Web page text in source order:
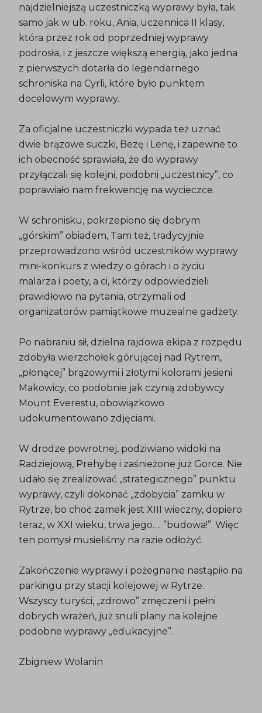
najdzielniejszą uczestniczką wyprawy była, tak
samo jak w ub. roku, Ania, uczennica II klasy,
która przez rok od poprzedniej wyprawy
podrosła, i z jeszcze większą energią, jako jedna
z pierwszych dotarła do legendarnego
schroniska na Cyrli, które było punktem
docelowym wyprawy.
Za oficjalne uczestniczki wypada też uznać
dwie brązowe suczki, Bezę i Lenę, i zapewne to
ich obecność sprawiała, że do wyprawy
przyłączali się kolejni, podobni „uczestnicy”, co
poprawiało nam frekwencję na wycieczce.
W schronisku, pokrzepiono się dobrym
„górskim” obiadem, Tam też, tradycyjnie
przeprowadzono wśród uczestników wyprawy
mini-konkurs z wiedzy o górach i o życiu
malarza i poety, a ci, którzy odpowiedzieli
prawidłowo na pytania, otrzymali od
organizatorów pamiątkowe muzealne gadżety.
Po nabraniu sił, dzielna rajdowa ekipa z rozpędu
zdobyła wierzchołek górującej nad Rytrem,
„płonącej” brązowymi i złotymi kolorami jesieni
Makowicy, co podobnie jak czynią zdobywcy
Mount Everestu, obowiązkowo
udokumentowano zdjęciami.
W drodze powrotnej, podziwiano widoki na
Radziejową, Prehybę i zaśnieżone już Gorce. Nie
udało się zrealizować „strategicznego” punktu
wyprawy, czyli dokonać „zdobycia” zamku w
Rytrze, bo choć zamek jest XIII wieczny, dopiero
teraz, w XXI wieku, trwa jego…. ”budowa!”. Więc
ten pomysł musieliśmy na razie odłożyć.
Zakończenie wyprawy i pożegnanie nastąpiło na
parkingu przy stacji kolejowej w Rytrze.
Wszyscy turyści, „zdrowo” zmęczeni i pełni
dobrych wrażeń, już snuli plany na kolejne
podobne wyprawy „edukacyjne”.
Zbigniew Wolanin